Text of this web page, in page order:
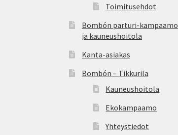
Toimitusehdot
Bombón parturi-kampaamo
ja kauneushoitola
Kanta-asiakas
Bombón – Tikkurila
Kauneushoitola
Ekokampaamo
Yhteystiedot